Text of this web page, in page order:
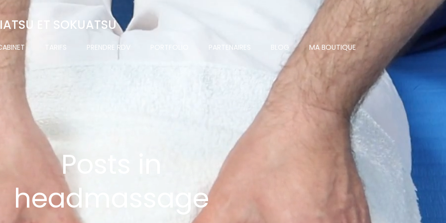
ET SOKUATSU
TARIFS PRENDRE RDV PARTENAIRES BLOG MA BOUTIQUE
Posts in
headmassage